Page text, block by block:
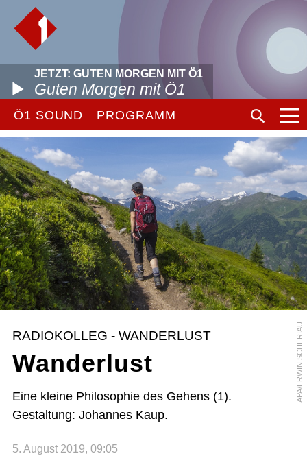
JETZT: GUTEN MORGEN MIT Ö1
Guten Morgen mit Ö1
Ö1 SOUND PROGRAMM
APA/ERWIN SCHERIAU
RADIOKOLLEG - WANDERLUST
Wanderlust
Eine kleine Philosophie des Gehens (1).
Gestaltung: Johannes Kaup.
5. August 2019, 09:05